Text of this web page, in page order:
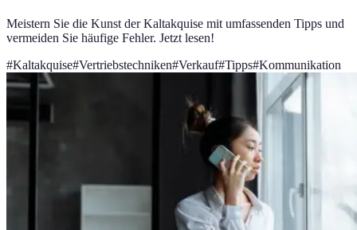
Meistern Sie die Kunst der Kaltakquise mit umfassenden Tipps und
vermeiden Sie häufige Fehler. Jetzt lesen!
#Kaltakquise#Vertriebstechniken#Verkauf#Tipps#Kommunikation